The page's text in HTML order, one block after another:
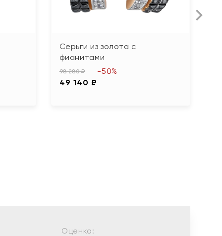
Серьги из золота с
фианитами
98 280 ₽
49 140 ₽
-50%
Оценка: